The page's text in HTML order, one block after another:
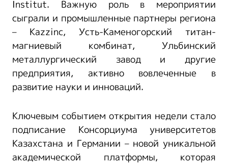
Institut. Важную роль в мероприятии
сыграли и промышленные партнеры региона
– Kazzinc, Усть-Каменогорский титан-
магниевый комбинат, Ульбинский
металлургический завод и другие
предприятия, активно вовлеченные в
развитие науки и инноваций.
Ключевым событием открытия недели стало
подписание Консорциума университетов
Казахстана и Германии – новой уникальной
академической платформы, которая